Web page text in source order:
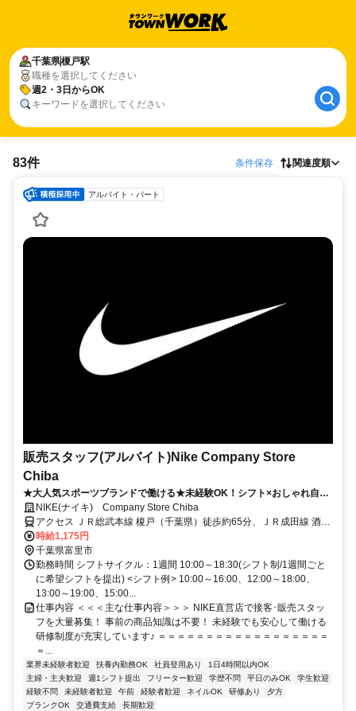
千葉県榎戸駅
職種を選択してください
週2・3日からOK
キーワードを選択してください
83件 条件保存 関連度順
アルバイト・パート
販売スタッフ(アルバイト)Nike Company Store
Chiba
★大人気スポーツブランドで働ける★未経験OK！シフト×おしゃれ自由
度MAX！学生も働きやすい！洗練された空間で髪色ネイル自由！自分ら
しく働ける！
NIKE(ナイキ) Company Store Chiba
アクセス ＪＲ総武本線 榎戸（千葉県）徒歩約65分、ＪＲ成田線 酒々
井東口徒歩約76分、ＪＲ総武本線 八街北口徒歩約75分 成田駅より車
で20分
時給1,175円
千葉県富里市
勤務時間 シフトサイクル：1週間 10:00～18:30(シフト制/1週間ごと
に希望シフトを提出) <シフト例> 10:00～16:00、12:00～18:00、
13:00～19:00、15:00...
仕事内容 ＜＜＜主な仕事内容＞＞＞ NIKE直営店で接客･販売スタッ
フを大量募集！ 事前の商品知識は不要！ 未経験でも安心して働ける
研修制度が充実しています♪ ＝＝＝＝＝＝＝＝＝＝＝＝＝＝＝＝＝＝
＝...
業界未経験者歓迎 扶養内勤務OK 社員登用あり
1日4時間以内OK
主婦・主夫歓迎
週1シフト提出 フリーター歓迎 学歴不問 平日のみOK
学生歓迎
経験不問
未経験者歓迎 午前 経験者歓迎 ネイルOK 研修あり
夕方
ブランクOK
交通費支給 長期歓迎